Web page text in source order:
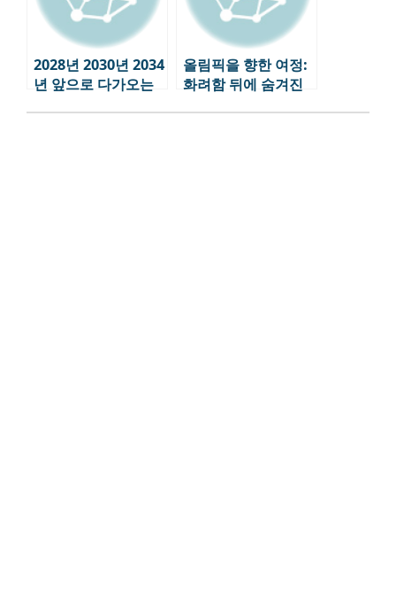
2028년 2030년 2034
년 앞으로 다가오는
올림픽을 향한 여정:
화려함 뒤에 숨겨진